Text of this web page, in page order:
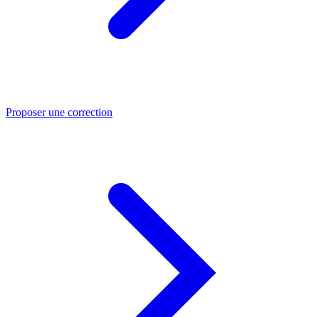
Proposer une correction